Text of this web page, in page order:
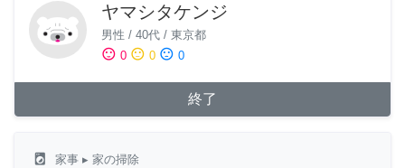
ヤマシタケンジ
男性 / 40代 / 東京都
sentiment_satisfied 0 sentiment_neutral 0 sentiment_dissatisfied 0
終了
local_laundry_service 家事 ▸ 家の掃除